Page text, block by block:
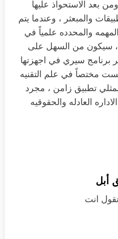
بعد الاستحواذ عليها
والمبعثر ، وعندما يتم
والمحدده علمياً في
، سيكون من السهل على
برنامج سيري في اجهزتها
مختصاً في علم التقنيه
تطبيق زامن ، مجرد
العادله والحقوقيه
أبل
انت